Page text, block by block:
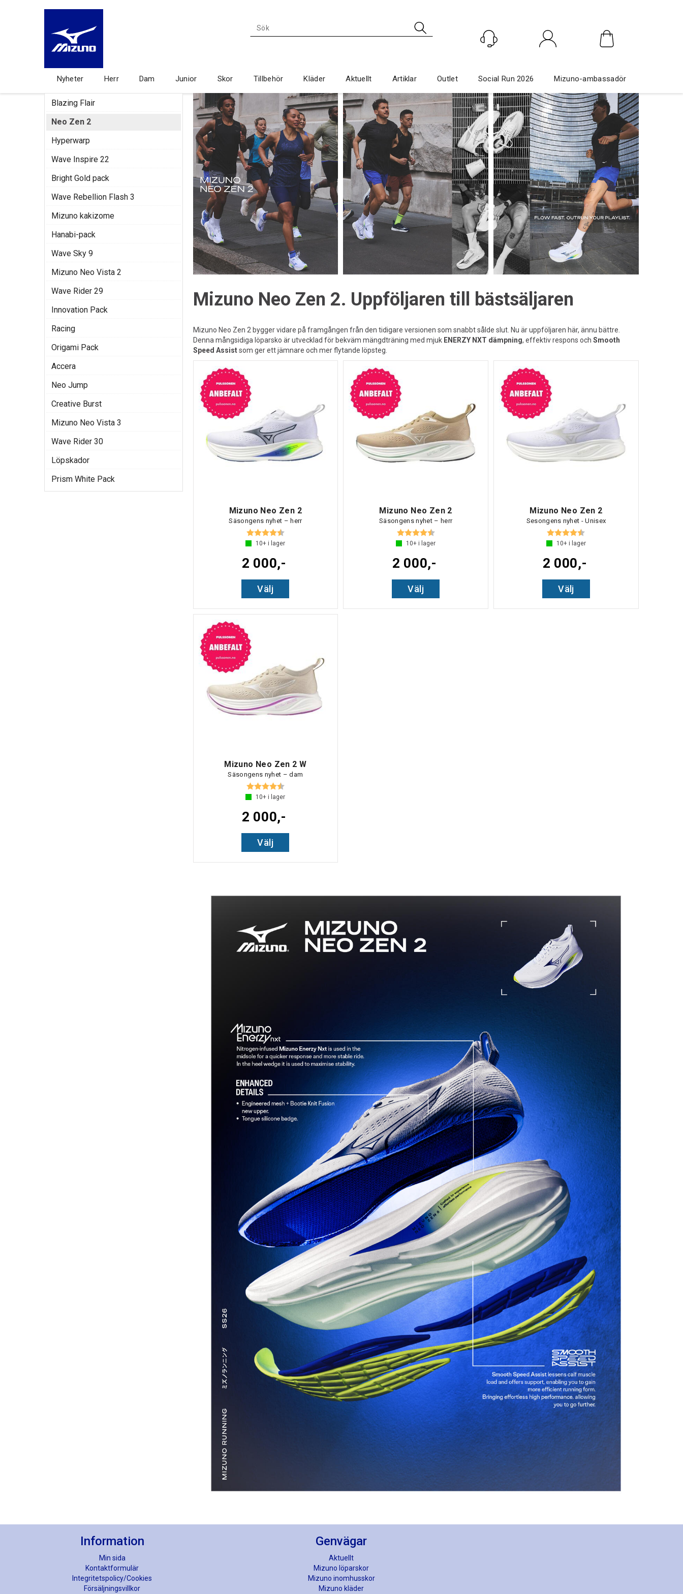
Nyheter Herr Dam Junior Skor Tillbehör Kläder Aktuellt Artiklar Outlet Social Run 2026 Mizuno-ambassadör
Blazing Flair
Neo Zen 2
Hyperwarp
Wave Inspire 22
Bright Gold pack
Wave Rebellion Flash 3
Mizuno kakizome
Hanabi-pack
Wave Sky 9
Mizuno Neo Vista 2
Wave Rider 29
Innovation Pack
Racing
Origami Pack
Accera
Neo Jump
Creative Burst
Mizuno Neo Vista 3
Wave Rider 30
Löpskador
Prism White Pack
Mizuno Neo Zen 2. Uppföljaren till bästsäljaren
Mizuno Neo Zen 2 bygger vidare på framgången från den tidigare versionen som snabbt sålde slut. Nu är uppföljaren här, ännu bättre.
Denna mångsidiga löparsko är utvecklad för bekväm mängdträning med mjuk ENERZY NXT dämpning, effektiv respons och Smooth
Speed Assistsom ger ett jämnare och mer flytande löpsteg.
Mizuno Neo Zen 2
Säsongens nyhet – herr
Betyg: 4.7 utav 5 stjärnor
10+ i lager
2 000,-
Välj
Mizuno Neo Zen 2
Säsongens nyhet – herr
Betyg: 4.7 utav 5 stjärnor
10+ i lager
2 000,-
Välj
Mizuno Neo Zen 2
Sesongens nyhet - Unisex
Betyg:
10+i lager
2 000,-
Välj
Mizuno Neo Zen 2 W
Säsongens nyhet – dam
Betyg: 4.7 utav 5 stjärnor
10+ i lager
2 000,-
Välj
Information
Min sida
Kontaktformulär
Integritetspolicy/Cookies
Försäljningsvillkor
Genvägar
Aktuellt
Mizuno löparskor
Mizuno inomhusskor
Mizuno kläder